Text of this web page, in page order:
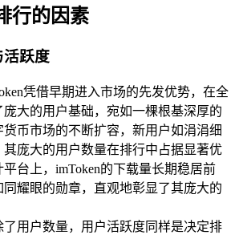
行的因素
活跃度
凭借早期进入市场的先发优势，在全
大的用户基础，宛如一棵根基深厚的
币市场的不断扩容，新用户如涓涓细
庞大的用户数量在排行中占据显著优
台上，imToken的下载量长期稳居前
同耀眼的勋章，直观地彰显了其庞大的
了用户数量，用户活跃度同样是决定排